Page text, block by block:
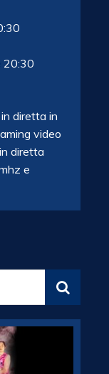
20:30
diretta in
video
diretta
e